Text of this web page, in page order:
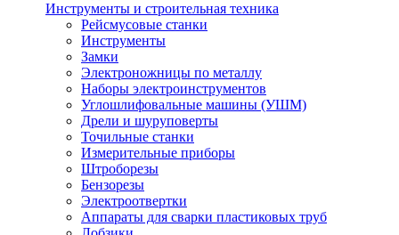
Инструменты и строительная техника
Рейсмусовые станки
Инструменты
Замки
Электроножницы по металлу
Наборы электроинструментов
Углошлифовальные машины (УШМ)
Дрели и шуруповерты
Точильные станки
Измерительные приборы
Штроборезы
Бензорезы
Электроотвертки
Аппараты для сварки пластиковых труб